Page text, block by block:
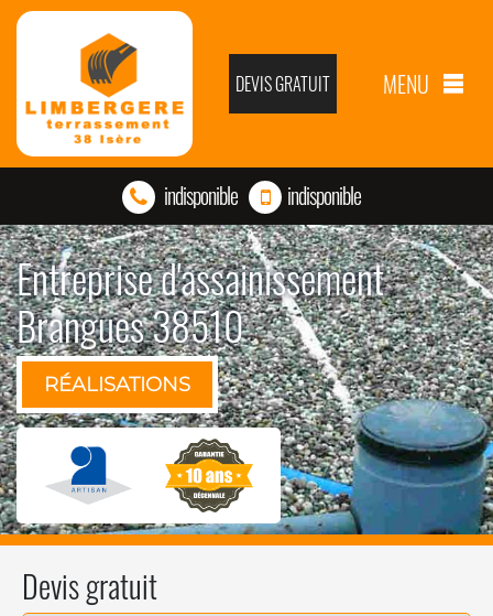
DEVIS GRATUIT MENU
indisponible indisponible
Entreprise d'assainissement
Brangues 38510
RÉALISATIONS
Devis gratuit